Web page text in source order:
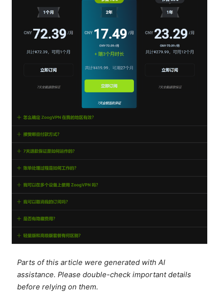
Parts of this article were generated with AI
assistance. Please double-check important details
before relying on them.